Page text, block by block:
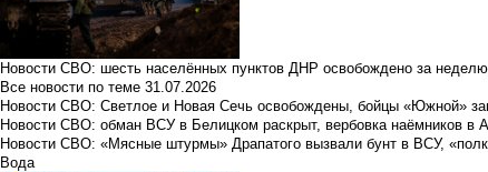
Новости СВО: шесть населённых пунктов ДНР освобождено за
Все новости по теме 31.07.2026
Новости СВО: Светлое и Новая Сечь освобождены, бойцы «Южной»
Новости СВО: обман ВСУ в Белицком раскрыт, вербовка наёмников в
Новости СВО: «Мясные штурмы» Драпатого вызвали бунт в ВСУ,
Вода